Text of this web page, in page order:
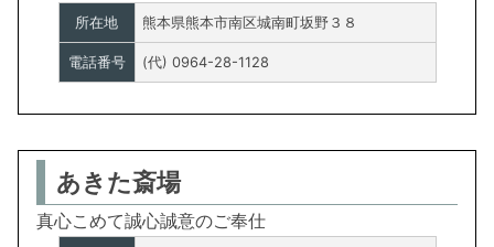
所在地 熊本県熊本市南区城南町坂野３８
電話番号 (代) 0964-28-1128
あきた斎場
真心こめて誠心誠意のご奉仕